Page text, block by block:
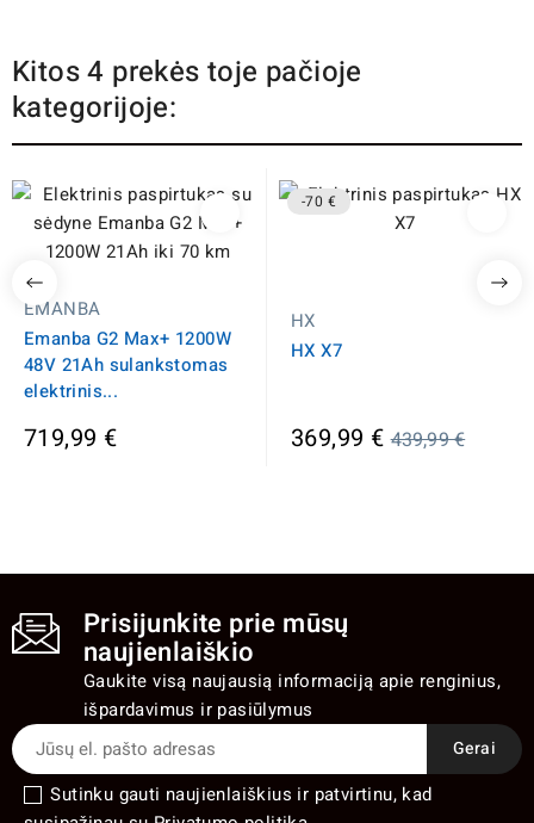
Kitos 4 prekės toje pačioje
kategorijoje:
EMANBA
Emanba G2 Max+ 1200W
48V 21Ah sulankstomas
elektrinis...
719,99 €
-70 €
HX
HX X7
369,99 €Įprasta
439,99 €
Prisijunkite prie mūsų
naujienlaiškio
Gaukite visą naujausią informaciją apie renginius,
išpardavimus ir pasiūlymus
Sutinku gauti naujienlaiškius ir patvirtinu, kad